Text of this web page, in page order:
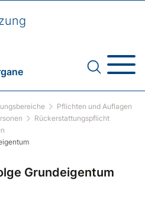
Pflichten und Auflagen
Rückerstattungspflicht
Grundeigentum